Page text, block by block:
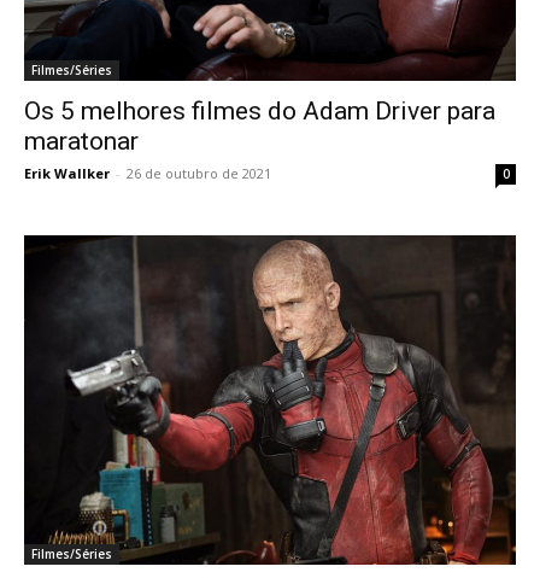
Filmes/Séries
Os 5 melhores filmes do Adam Driver para
maratonar
Erik Wallker - 26 de outubro de 2021 0
Filmes/Séries